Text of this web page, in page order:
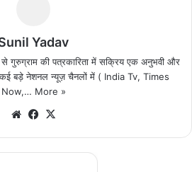
Yadav
से गुरुग्राम की पत्रकारिता में सक्रिय एक अनुभवी और
कई बड़े नेशनल न्यूज़ चैनलों में ( India Tv, Times
Now,… More »
We Fa